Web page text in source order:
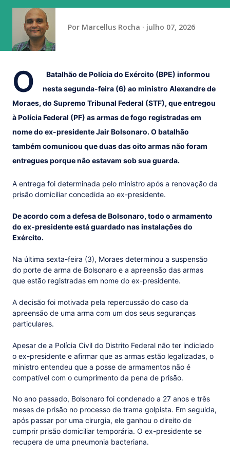
Por Marcellus Rocha julho 07, 2026
O
Batalhão de Polícia do Exército (BPE) informou
nesta segunda-feira (6) ao ministro Alexandre de
Moraes, do Supremo Tribunal Federal (STF), que entregou
à Polícia Federal (PF) as armas de fogo registradas em
nome do ex-presidente Jair Bolsonaro. O batalhão
também comunicou que duas das oito armas não foram
entregues porque não estavam sob sua guarda.
A entrega foi determinada pelo ministro após a renovação da
prisão domiciliar concedida ao ex-presidente.
De acordo com a defesa de Bolsonaro, todo o armamento
do ex-presidente está guardado nas instalações do
Exército.
Na última sexta-feira (3), Moraes determinou a suspensão
do porte de arma de Bolsonaro e a apreensão das armas
que estão registradas em nome do ex-presidente.
A decisão foi motivada pela repercussão do caso da
apreensão de uma arma com um dos seus seguranças
particulares.
Apesar de a Polícia Civil do Distrito Federal não ter indiciado
o ex-presidente e afirmar que as armas estão legalizadas, o
ministro entendeu que a posse de armamentos não é
compatível com o cumprimento da pena de prisão.
No ano passado, Bolsonaro foi condenado a 27 anos e três
meses de prisão no processo de trama golpista. Em seguida,
após passar por uma cirurgia, ele ganhou o direito de
cumprir prisão domiciliar temporária. O ex-presidente se
recupera de uma pneumonia bacteriana.